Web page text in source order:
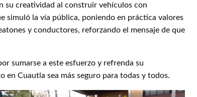
su creatividad al construir vehículos con
simuló la vía pública, poniendo en práctica valores
y conductores, reforzando el mensaje de que
sumarse a este esfuerzo y refrenda su
Cuautla sea más seguro para todas y todos.